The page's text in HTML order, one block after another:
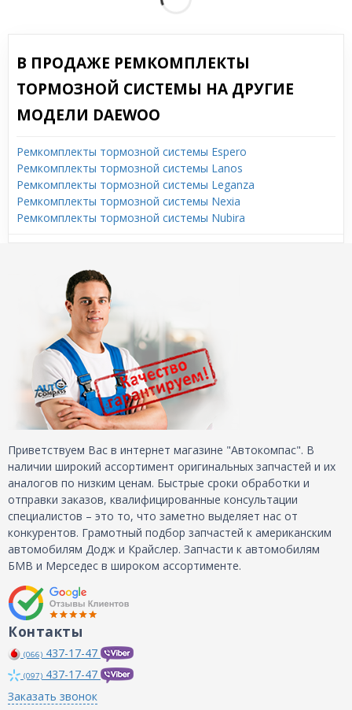
В ПРОДАЖЕ РЕМКОМПЛЕКТЫ
ТОРМОЗНОЙ СИСТЕМЫ НА ДРУГИЕ
МОДЕЛИ DAEWOO
Ремкомплекты тормозной системы Espero
Ремкомплекты тормозной системы Lanos
Ремкомплекты тормозной системы Leganza
Ремкомплекты тормозной системы Nexia
Ремкомплекты тормозной системы Nubira
Приветствуем Вас в интернет магазине "Автокомпас". В
наличии широкий ассортимент оригинальных запчастей и их
аналогов по низким ценам. Быстрые сроки обработки и
отправки заказов, квалифицированные консультации
специалистов – это то, что заметно выделяет нас от
конкурентов. Грамотный подбор запчастей к американским
автомобилям Додж и Крайслер. Запчасти к автомобилям
БМВ и Мерседес в широком ассортименте.
Контакты
(066) 437-17-47
(097) 437-17-47
Заказать звонок